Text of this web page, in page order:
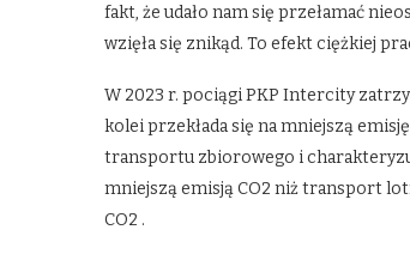
fakt, że udało nam się przełamać
wzięła się znikąd. To efekt ciężkiej
W 2023 r. pociągi PKP Intercity
kolei przekłada się na mniejszą
transportu zbiorowego i
mniejszą emisją CO2 niż transport
CO2 .